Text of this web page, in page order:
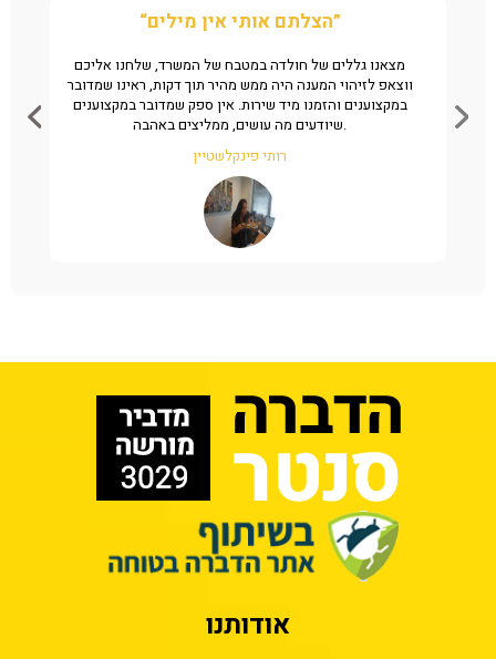
“הצלתם אותי אין מילים”
מצאנו גללים של חולדה במטבח של המשרד, שלחנו אליכם
ווצאפ לזיהוי המענה היה ממש מהיר תוך דקות, ראינו שמדובר
במקצוענים והזמנו מיד שירות. אין ספק שמדובר במקצוענים
שיודעים מה עושים, ממליצים באהבה.
רותי פינקלשטיין
אודותנו